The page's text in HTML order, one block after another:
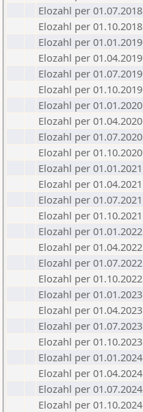
Elozahl per 01.07.2018
Elozahl per 01.10.2018
Elozahl per 01.01.2019
Elozahl per 01.04.2019
Elozahl per 01.07.2019
Elozahl per 01.10.2019
Elozahl per 01.01.2020
Elozahl per 01.04.2020
Elozahl per 01.07.2020
Elozahl per 01.10.2020
Elozahl per 01.01.2021
Elozahl per 01.04.2021
Elozahl per 01.07.2021
Elozahl per 01.10.2021
Elozahl per 01.01.2022
Elozahl per 01.04.2022
Elozahl per 01.07.2022
Elozahl per 01.10.2022
Elozahl per 01.01.2023
Elozahl per 01.04.2023
Elozahl per 01.07.2023
Elozahl per 01.10.2023
Elozahl per 01.01.2024
Elozahl per 01.04.2024
Elozahl per 01.07.2024
Elozahl per 01.10.2024